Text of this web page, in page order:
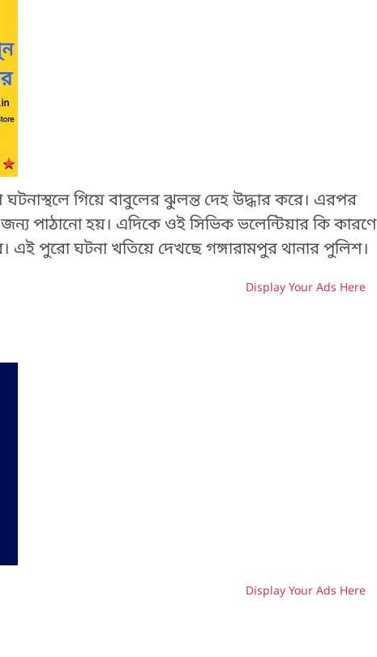
গিয়ে বাবুলের ঝুলন্ত দেহ উদ্ধার করে। এরপর
পাঠানো হয়। এদিকে ওই সিভিক ভলেন্টিয়ার কি কারণে
এই পুরো ঘটনা খতিয়ে দেখছে গঙ্গারামপুর থানার পুলিশ।
Display Your Ads Here
Display Your Ads Here